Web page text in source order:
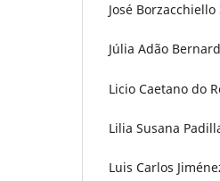
José
Júlia Adão
Licio Caetano do
Lilia Susana
Luis Carlos